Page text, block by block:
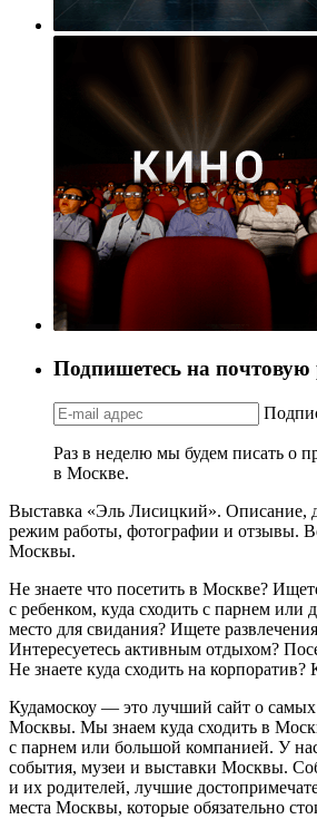
Подпишетесь на почтовую
Раз в неделю мы будем писать о
в Москве.
Выставка «Эль Лисицкий». Описание,
режим работы, фотографии и отзывы.
Москвы.
Не знаете что посетить в Москве?
с ребенком, куда сходить с парнем или
место для свидания? Ищете
Интересуетесь активным отдыхом?
Не знаете куда сходить на
Кудамоскоу — это лучший сайт о
Москвы. Мы знаем куда сходить в
с парнем или большой компанией. У
события, музеи и выставки Москвы.
и их родителей, лучшие
места Москвы, которые обязательно